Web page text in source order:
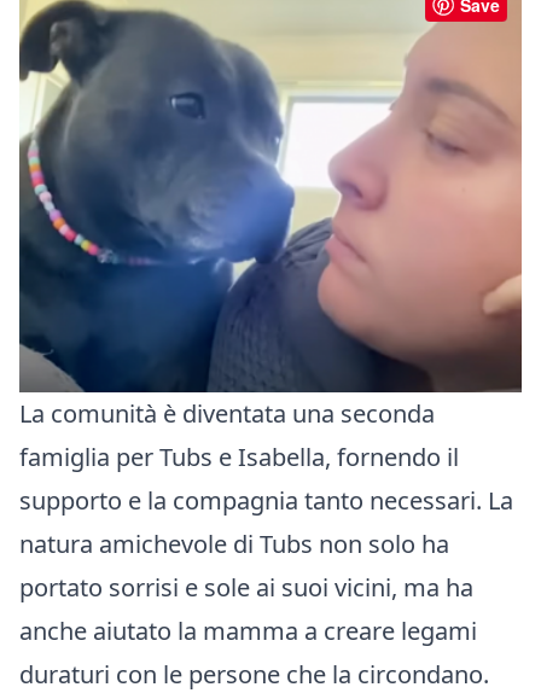
Save
La comunità è diventata una seconda
famiglia per Tubs e Isabella, fornendo il
supporto e la compagnia tanto necessari. La
natura amichevole di Tubs non solo ha
portato sorrisi e sole ai suoi vicini, ma ha
anche aiutato la mamma a creare legami
duraturi con le persone che la circondano.